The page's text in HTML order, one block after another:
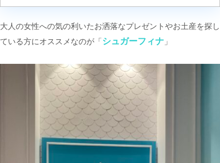
大人の女性への気の利いたお洒落なプレゼントやお土産を探し
ている方にオススメなのが「 シュガーフィナ 」